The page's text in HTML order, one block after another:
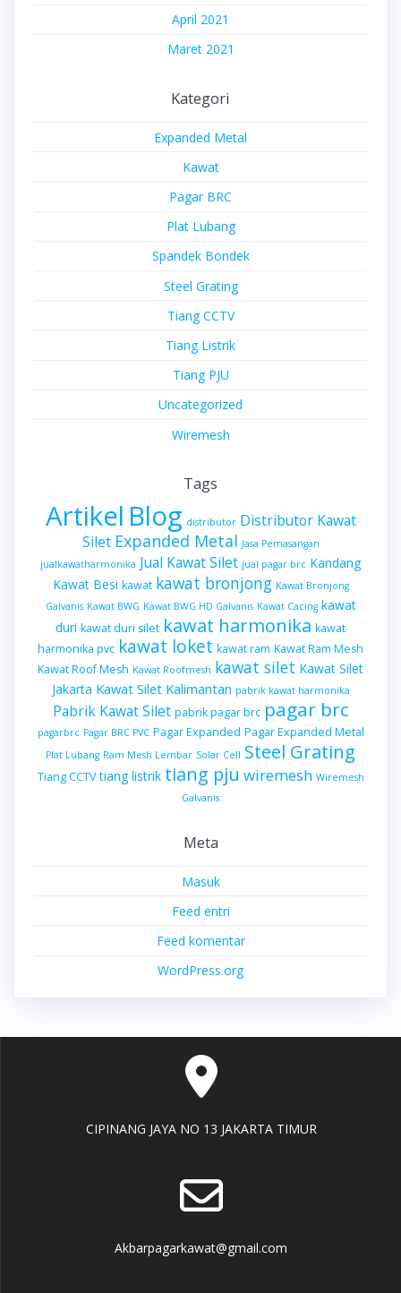
April 2021
Maret 2021
Kategori
Expanded Metal
Kawat
Pagar BRC
Plat Lubang
Spandek Bondek
Steel Grating
Tiang CCTV
Tiang Listrik
Tiang PJU
Uncategorized
Wiremesh
Tags
Artikel Blog distributor Distributor Kawat
Silet Expanded Metal Jasa Pemasangan
jualkawatharmonika Jual Kawat Silet jual pagar brc Kandang
Kawat Besi kawat kawat bronjong Kawat Bronjong
Galvanis Kawat BWG Kawat BWG HD Galvanis Kawat Cacing kawat
duri kawat duri silet kawat harmonika kawat
harmonika pvc kawat loket kawat ram Kawat Ram Mesh
Kawat Roof Mesh Kawat Roofmesh kawat silet Kawat Silet
Jakarta Kawat Silet Kalimantan pabrik kawat harmonika
Pabrik Kawat Silet pabrik pagar brc pagar brc
pagarbrc Pagar BRC PVC Pagar Expanded Pagar Expanded Metal
Plat Lubang Ram Mesh Lembar Solar Cell Steel Grating
Tiang CCTV tiang listrik tiang pju wiremesh Wiremesh
Galvanis
Meta
Masuk
Feed entri
Feed komentar
WordPress.org
CIPINANG JAYA NO 13 JAKARTA TIMUR
Akbarpagarkawat@gmail.com